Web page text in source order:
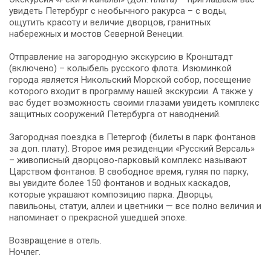
увидеть Петербург с необычного ракурса – с воды,
ощутить красоту и величие дворцов, гранитных
набережных и мостов Северной Венеции.
Отправление на загородную экскурсию в Кронштадт
(включено) – колыбель русского флота. Изюминкой
города является Никольский Морской собор, посещение
которого входит в программу нашей экскурсии. А также у
вас будет возможность своими глазами увидеть комплекс
защитных сооружений Петербурга от наводнений.
Загородная поездка в Петергоф (билеты в парк фонтанов
за доп. плату). Второе имя резиденции «Русский Версаль»
– живописный дворцово-парковый комплекс называют
Царством фонтанов. В свободное время, гуляя по парку,
вы увидите более 150 фонтанов и водных каскадов,
которые украшают композицию парка. Дворцы,
павильоны, статуи, аллеи и цветники — все полно величия и
напоминает о прекрасной ушедшей эпохе.
Возвращение в отель.
Ночлег.